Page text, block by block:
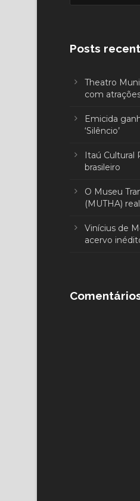
Posts
Theatro
com
Emicida
‘Silêncio’
Itaú Cultural
brasileiro
O Museu
(MUTHA)
Vinícius de
acervo